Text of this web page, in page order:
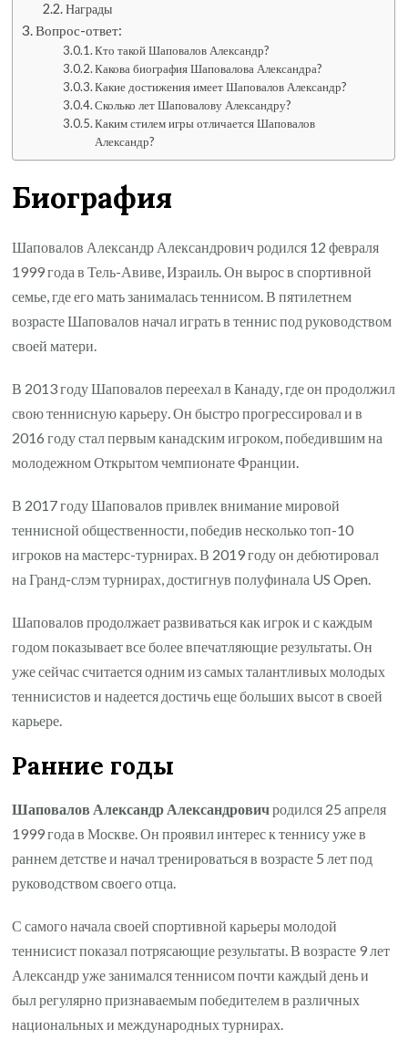
Награды
Вопрос-ответ:
Кто такой Шаповалов Александр?
Какова биография Шаповалова Александра?
Какие достижения имеет Шаповалов Александр?
Сколько лет Шаповалову Александру?
Каким стилем игры отличается Шаповалов
Александр?
Биография
Шаповалов Александр Александрович родился 12 февраля
1999 года в Тель-Авиве, Израиль. Он вырос в спортивной
семье, где его мать занималась теннисом. В пятилетнем
возрасте Шаповалов начал играть в теннис под руководством
своей матери.
В 2013 году Шаповалов переехал в Канаду, где он продолжил
свою теннисную карьеру. Он быстро прогрессировал и в
2016 году стал первым канадским игроком, победившим на
молодежном Открытом чемпионате Франции.
В 2017 году Шаповалов привлек внимание мировой
теннисной общественности, победив несколько топ-10
игроков на мастерс-турнирах. В 2019 году он дебютировал
на Гранд-слэм турнирах, достигнув полуфинала US Open.
Шаповалов продолжает развиваться как игрок и с каждым
годом показывает все более впечатляющие результаты. Он
уже сейчас считается одним из самых талантливых молодых
теннисистов и надеется достичь еще больших высот в своей
карьере.
Ранние годы
Шаповалов Александр Александровичродился 25 апреля
1999 года в Москве. Он проявил интерес к теннису уже в
раннем детстве и начал тренироваться в возрасте 5 лет под
руководством своего отца.
С самого начала своей спортивной карьеры молодой
теннисист показал потрясающие результаты. В возрасте 9 лет
Александр уже занимался теннисом почти каждый день и
был регулярно признаваемым победителем в различных
национальных и международных турнирах.